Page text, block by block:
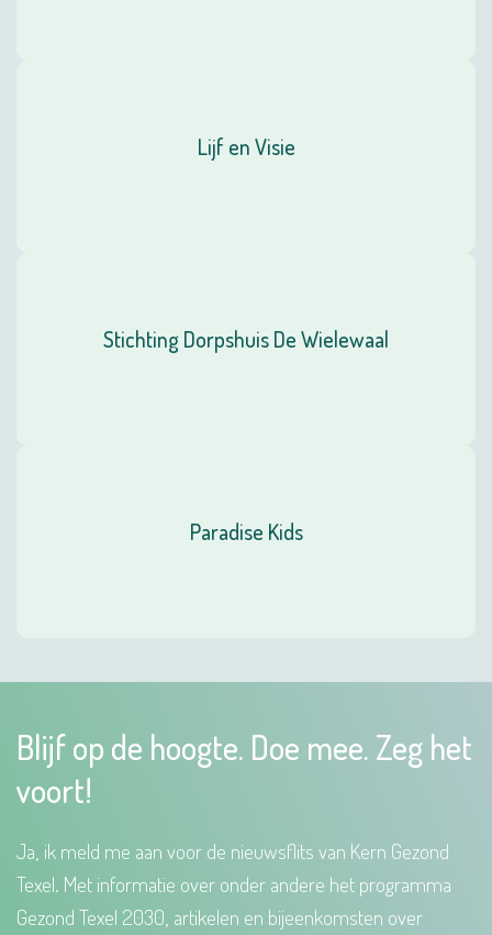
Lijf en Visie
Stichting Dorpshuis De Wielewaal
Paradise Kids
Blijf op de hoogte. Doe mee. Zeg het
voort!
Ja, ik meld me aan voor de nieuwsflits van Kern Gezond
Texel. Met informatie over onder andere het programma
Gezond Texel 2030, artikelen en bijeenkomsten over